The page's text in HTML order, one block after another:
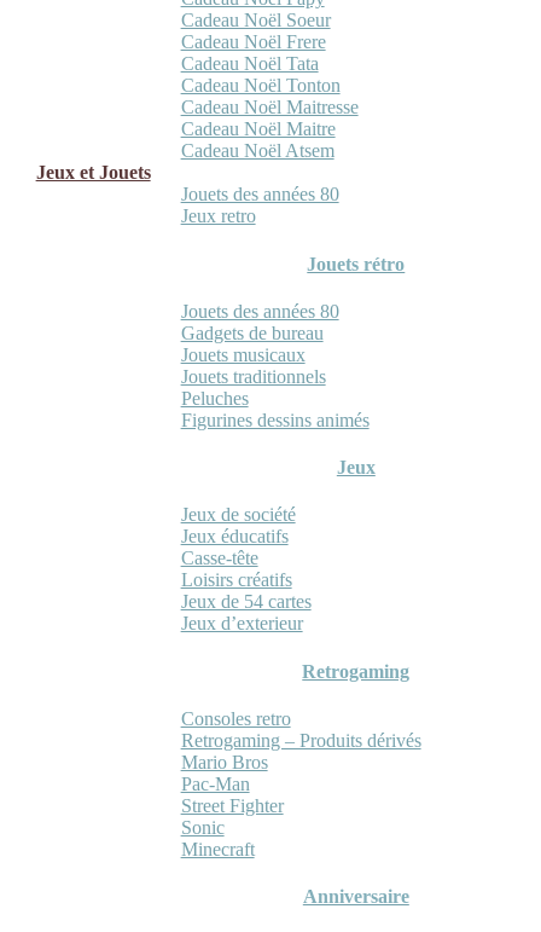
Cadeau Noël Soeur
Cadeau Noël Frere
Cadeau Noël Tata
Cadeau Noël Tonton
Cadeau Noël Maitresse
Cadeau Noël Maitre
Cadeau Noël Atsem
Jeux et Jouets
Jouets des années 80
Jeux retro
Jouets rétro
Jouets des années 80
Gadgets de bureau
Jouets musicaux
Jouets traditionnels
Peluches
Figurines dessins animés
Jeux
Jeux de société
Jeux éducatifs
Casse-tête
Loisirs créatifs
Jeux de 54 cartes
Jeux d’exterieur
Retrogaming
Consoles retro
Retrogaming – Produits dérivés
Mario Bros
Pac-Man
Street Fighter
Sonic
Minecraft
Anniversaire